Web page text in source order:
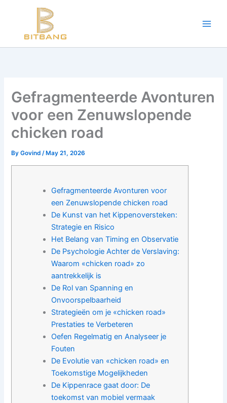
Progressive Overload -
https://en.wikipedia.org/wiki/
WADA Code -https://www.wada-ama.org/en/resources/world-
Training Frequency -https://www.youtube.com/
Gefragmenteerde Avonturen
voor een Zenuwslopende
chicken road
ByGovind/ May 21, 2026
Gefragmenteerde Avonturen voor
een Zenuwslopende chicken road
De Kunst van het Kippenoversteken:
Strategie en Risico
Het Belang van Timing en Observatie
De Psychologie Achter de Verslaving:
Waarom «chicken road» zo
aantrekkelijk is
De Rol van Spanning en
Onvoorspelbaarheid
Strategieën om je «chicken road»
Prestaties te Verbeteren
Oefen Regelmatig en Analyseer je
Fouten
De Evolutie van «chicken road» en
Toekomstige Mogelijkheden
De Kippenrace gaat door: De
toekomst van mobiel vermaak